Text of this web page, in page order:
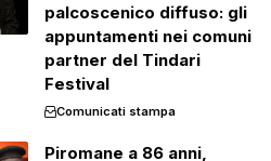
palcoscenico diffuso: gli
appuntamenti nei comuni
partner del Tindari
Festival
Comunicati stampa
Piromane a 86 anni,